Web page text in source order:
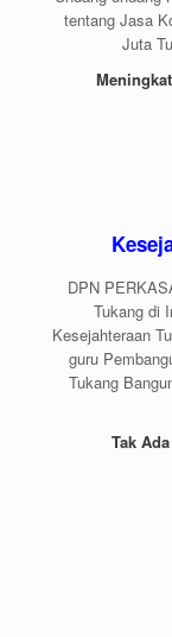
tentang Jasa
Juta
DPN
Tukang di
Kesejahteraan
guru
Tukang
Tak